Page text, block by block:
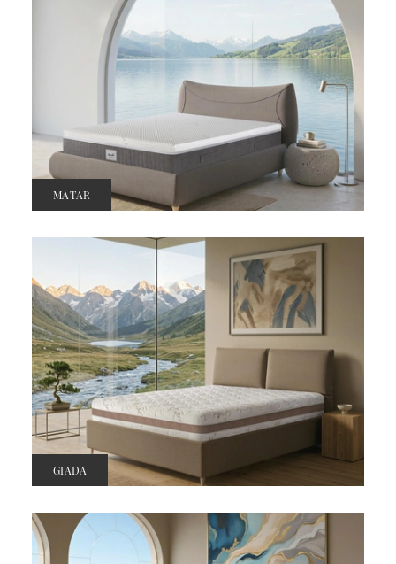
MATAR
GIADA